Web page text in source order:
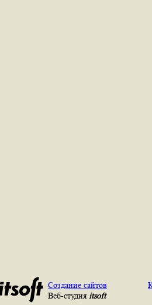
Создание сайтов
Веб-студия itsoft